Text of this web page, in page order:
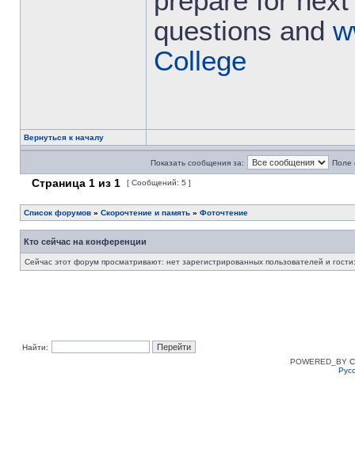
questions and
College
Вернуться к началу
Показать сообщения за: Поле
Страница 1 из 1 [ Сообщений: 5 ]
Список форумов » Скорочтение и память » Фоточтение
Кто сейчас на конференции
Сейчас этот форум просматривают: нет зарегистрированных пользователей и
Найти:
POWERED_BY